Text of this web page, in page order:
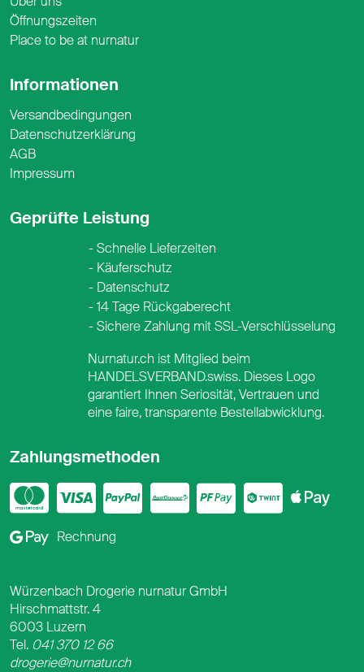
Öffnungszeiten
Place to be at nurnatur
Informationen
Versandbedingungen
Datenschutzerklärung
AGB
Impressum
Geprüfte Leistung
Schnelle Lieferzeiten
Käuferschutz
Datenschutz
14 Tage Rückgaberecht
Sichere Zahlung mit SSL-Verschlüsselung
Zahlungsmethoden
Mastercard
VisaPayPal
PostFinance
Twint
Google Pay
Rechnung
Nurnatur.ch ist Mitglied beim
HANDELSVERBAND.swiss. Dieses Logo
garantiert Ihnen Seriosität, Vertrauen und
eine faire, transparente Bestellabwicklung.
Würzenbach Drogerie nurnatur GmbH
Hirschmattstr. 4
6003 Luzern
Tel. 041 370 12 66
drogerie@nurnatur.ch